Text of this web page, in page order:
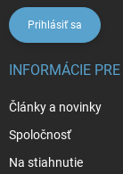
Prihlásiť sa
INFORMÁCIE
Články a novinky
Spoločnosť
Na stiahnutie